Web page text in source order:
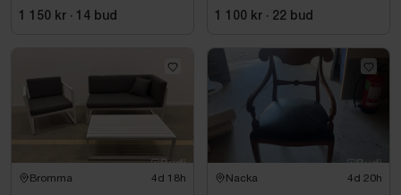
1 150 kr · 14 bud 1 100 kr · 22 bud
Bromma 4d 18h Nacka 4d 20h